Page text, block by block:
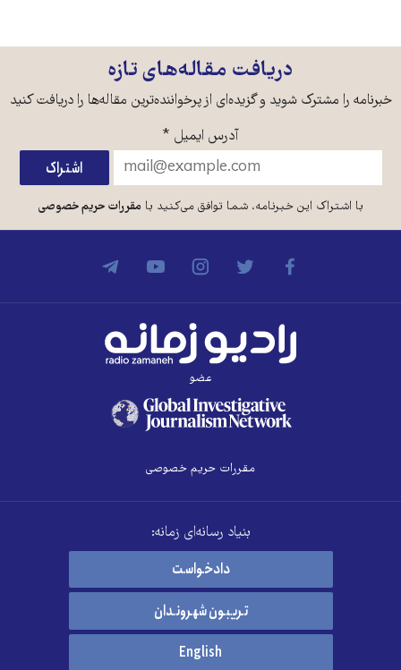
دریافت مقاله‌های تازه
خبرنامه را مشترک شوید و گزیده‌ای از پرخواننده‌ترین مقاله‌ها را دریافت کنید
آدرس ایمیل *
با اشتراک این خبرنامه، شما توافق می‌کنید بامقررات حریم خصوصی
عضو
مقررات حریم خصوصی
بنیاد رسانه‌ای زمانه:
دادخواست
تریبون شهروندان
English